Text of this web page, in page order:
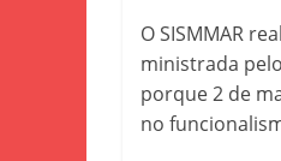
O SISMMAR
ministrada
porque 2 de
no